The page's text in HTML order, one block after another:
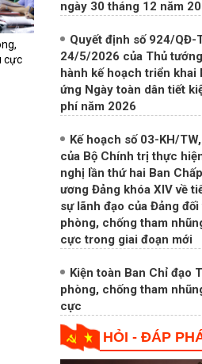
cực
24/5/2026 của Thủ tướng
hành kế hoạch triển khai
ứng Ngày toàn dân tiết
phí năm 2026
của Bộ Chính trị thực
nghị lần thứ hai Ban
ương Đảng khóa XIV về
sự lãnh đạo của Đảng
phòng, chống tham
cực trong giai đoạn mới
phòng, chống tham
cực